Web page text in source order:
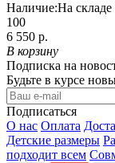
Наличие:На
100
6 550 р.
В корзину
Подписка на
Будьте в курсе
Подписаться
О нас Оплата
Детские размеры
подходит всем